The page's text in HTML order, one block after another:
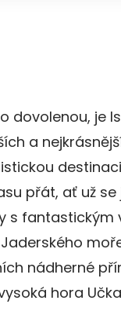
dovolenou, je
a
přát, ať už
s fantastickým
nádherné
hora